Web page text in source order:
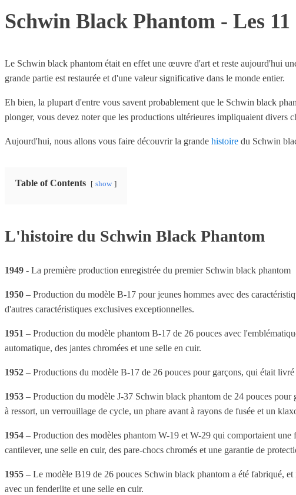
Schwin Black Phantom - Les
Le Schwin black phantom était en effet une œuvre d'art et reste aujourd'hui
grande partie est restaurée et d'une valeur significative dans le monde entier.
Eh bien, la plupart d'entre vous savent probablement que le Schwin black
plonger, vous devez noter que les productions ultérieures impliquaient divers
Aujourd'hui, nous allons vous faire découvrir la grande histoire du Schwin
Table of Contents show
L'histoire du Schwin Black Phantom
1949 - La première production enregistrée du premier Schwin black phantom
1950 – Production du modèle B-17 pour jeunes hommes avec des
d'autres caractéristiques exclusives exceptionnelles.
1951 – Production du modèle phantom B-17 de 26 pouces avec
automatique, des jantes chromées et une selle en cuir.
1952 – Productions du modèle B-17 de 26 pouces pour garçons, qui était
1953 – Production du modèle J-37 Schwin black phantom de 24 pouces pour
à ressort, un verrouillage de cycle, un phare avant à rayons de fusée et un
1954 – Production des modèles phantom W-19 et W-29 qui comportaient
cantilever, une selle en cuir, des pare-chocs chromés et une garantie de
1955 – Le modèle B19 de 26 pouces Schwin black phantom a été fabriqué,
avec un fenderlite et une selle en cuir.